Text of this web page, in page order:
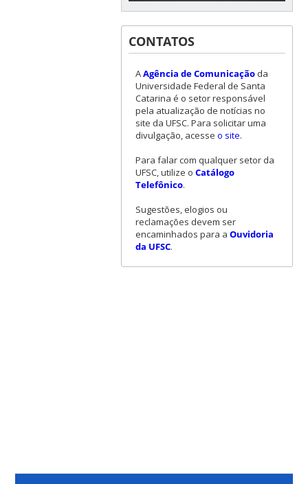
CONTATOS
AAgência de Comunicaçãoda
Universidade Federal de Santa
Catarina é o setor responsável
pela atualização de notícias no
site da UFSC. Para solicitar uma
divulgação, acesse o site.
Para falar com qualquer setor da
UFSC, utilize o Catálogo
Telefônico.
Sugestões, elogios ou
reclamações devem ser
encaminhados para a Ouvidoria
da UFSC.